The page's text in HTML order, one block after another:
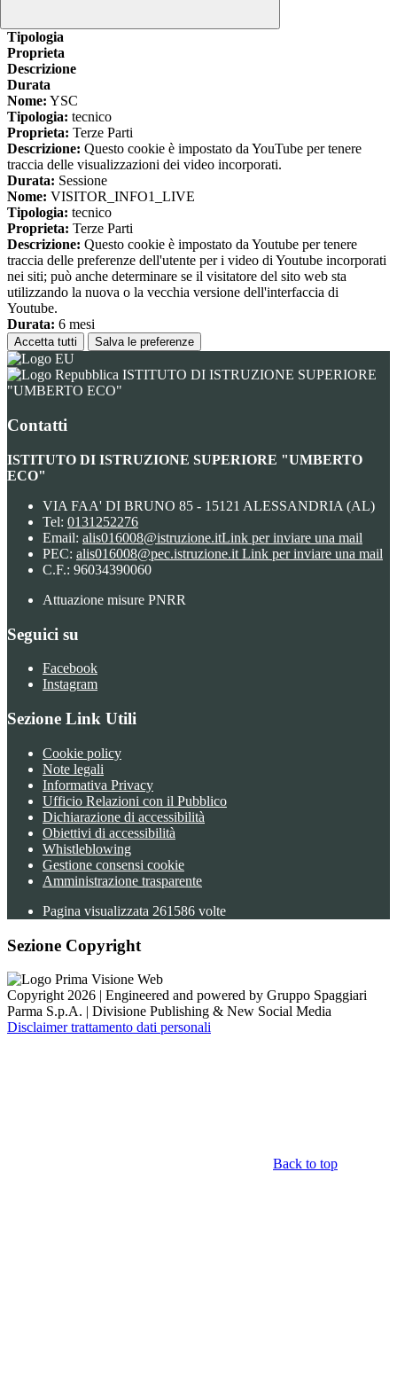
Tipologia
Proprieta
Descrizione
Durata
Nome: YSC
Tipologia: tecnico
Proprieta: Terze Parti
Descrizione: Questo cookie è impostato da YouTube per tenere
traccia delle visualizzazioni dei video incorporati.
Durata: Sessione
Nome: VISITOR_INFO1_LIVE
Tipologia: tecnico
Proprieta: Terze Parti
Descrizione: Questo cookie è impostato da Youtube per tenere
traccia delle preferenze dell'utente per i video di Youtube incorporati
nei siti; può anche determinare se il visitatore del sito web sta
utilizzando la nuova o la vecchia versione dell'interfaccia di
Youtube.
Durata: 6 mesi
Accetta tutti Salva le preferenze
ISTITUTO DI ISTRUZIONE SUPERIORE
"UMBERTO ECO"
Contatti
ISTITUTO DI ISTRUZIONE SUPERIORE "UMBERTO
ECO"
VIA FAA' DI BRUNO 85 - 15121 ALESSANDRIA (AL)
Tel: 0131252276
Email: alis016008@istruzione.itLink per inviare una mail
PEC: alis016008@pec.istruzione.it Link per inviare una mail
C.F.: 96034390060
Attuazione misure PNRR
Seguici su
Facebook
Instagram
Sezione Link Utili
Cookie policy
Note legali
Informativa Privacy
Ufficio Relazioni con il Pubblico
Dichiarazione di accessibilità
Obiettivi di accessibilità
Whistleblowing
Gestione consensi cookie
Amministrazione trasparente
Pagina visualizzata 261586 volte
Sezione Copyright
Copyright 2026 | Engineered and powered by Gruppo Spaggiari
Parma S.p.A. | Divisione Publishing & New Social Media
Disclaimer trattamento dati personali
Back to top